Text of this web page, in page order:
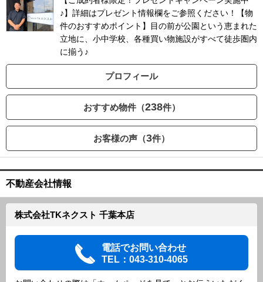
♪】詳細はプレゼント情報欄をご参照ください！【物
件のおすすめポイント】目の前が公園という恵まれた
立地に、小中学校、各種買い物施設がすべて徒歩圏内
に揃う♪
プロフィール
おすすめ物件（238件）
お客様の声（3件）
不動産会社情報
株式会社TKネクスト 千葉本店
電話でお問い合わせ
TEL：043-310-4065